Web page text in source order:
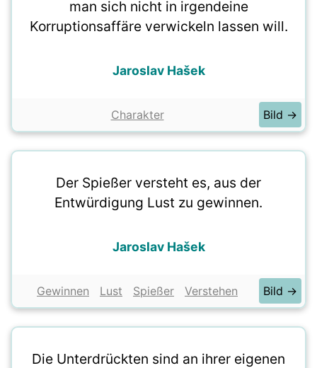
man sich nicht in irgendeine
Korruptionsaffäre verwickeln lassen will.
Jaroslav Hašek
Charakter Bild →
Der Spießer versteht es, aus der
Entwürdigung Lust zu gewinnen.
Jaroslav Hašek
Gewinnen Lust Spießer Verstehen Bild →
Die Unterdrückten sind an ihrer eigenen